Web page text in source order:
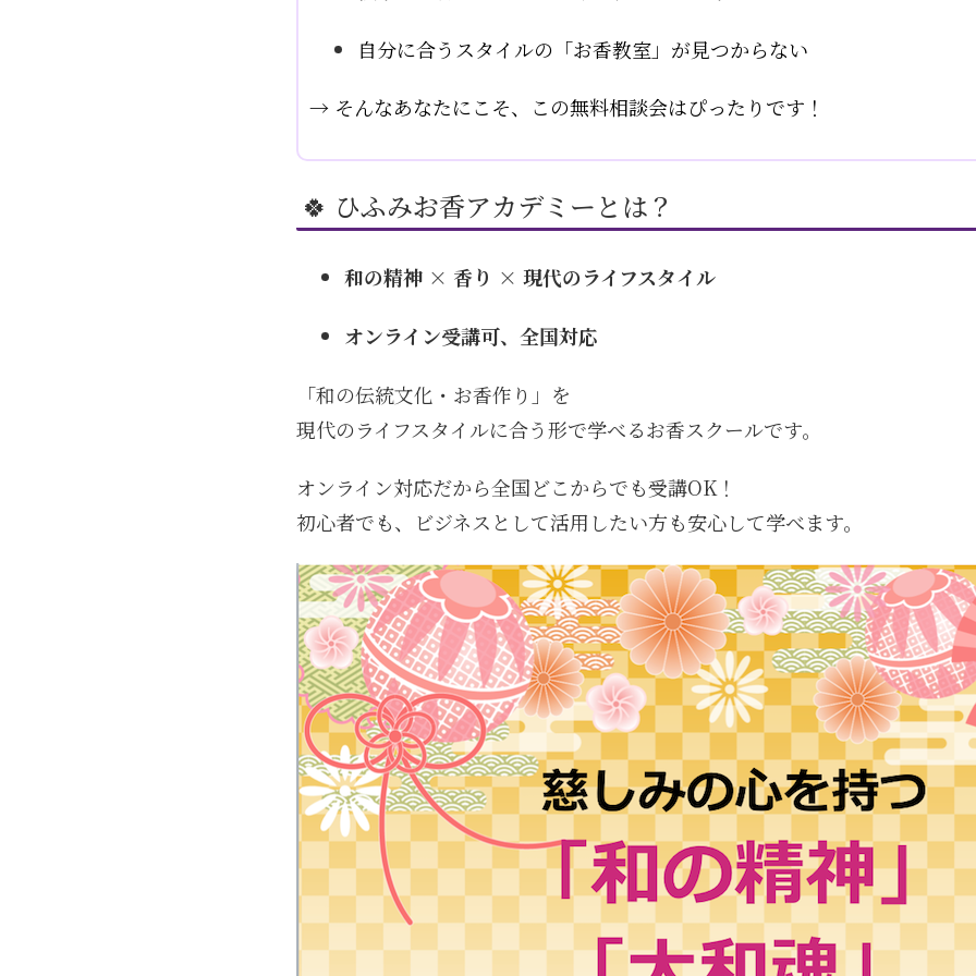
自分に合うスタイルの「お香教室」が見つからない
→ そんなあなたにこそ、この無料相談会はぴったりです！
🍀 ひふみお香アカデミーとは？
和の精神 × 香り × 現代のライフスタイル
オンライン受講可、全国対応
「和の伝統文化・お香作り」を
現代のライフスタイルに合う形で学べるお香スクールです。
オンライン対応だから全国どこからでも受講OK！
初心者でも、ビジネスとして活用したい方も安心して学べます。